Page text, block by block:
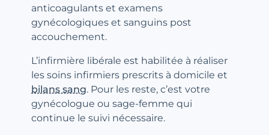
anticoagulants et examens
gynécologiques et sanguins post
accouchement.
L’infirmière libérale est habilitée à réaliser
les soins infirmiers prescrits à domicile et
bilans sang. Pour les reste, c’est votre
gynécologue ou sage-femme qui
continue le suivi nécessaire.